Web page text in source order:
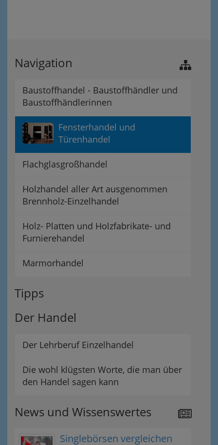
Navigation
Baustoffhandel - Baustoffhändler und
Baustoffhändlerinnen
Fensterhandel und
Türenhandel
Flachglasgroßhandel
Holzhandel aller Art ausgenommen
Brennholz-Einzelhandel
Holz- Platten und Holzfabrikate- und
Furnierehandel
Marmorhandel
Tipps
Der Handel
Der Lehrberuf Einzelhandel
Die wohl klügsten Worte, die man über
den Handel sagen kann
News und Wissenswertes
Singlebörsen vergleichen